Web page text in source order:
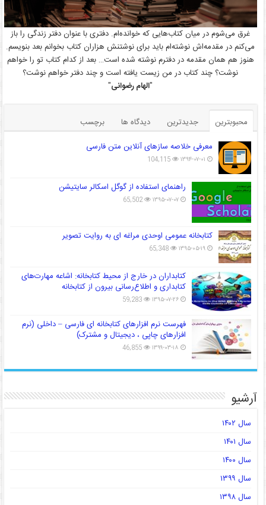
غرق می‌شوم در میان کتاب‌هایی که خوانده‌ام. دفتری با عنوان دفتر زندگی را باز
می‌کنم در مقدمه‌اش نوشته‌ام باید برای نوشتنش هزاران کتاب بخوانم بعد بنویسم.
هنوز هم همان مقدمه در دفترم نوشته شده است… بعد از کدام کتاب تو را خواهم
نوشت؟ چند کتاب در من زیست یافته است و چند دفتر خواهم نوشت؟
"الهام رضوانی"
محبوبترین جدیدترین دیدگاه ها
برچسب
معرفی خلاصه سازهای آنلاین متن فارسی
۱۳۹۴-۰۷-۰۱ 104,115
راهنمای استفاده از گوگل اسکالر سایتیشن
۱۳۹۵-۰۷-۰۷ 65,502
کتابخانه عمومی اوحدی مراغه ای به روایت تصویر
۱۳۹۵-۰۵-۱۹ 65,348
کتابداران در خارج از محیط کتابخانه: اشاعه مهارت‌های
کتابداری و اطلاع‌رسانی بیرون از کتابخانه
۱۳۹۵-۰۷-۲۶ 59,283
فهرست نرم افزارهای کتابخانه ای فارسی – داخلی (نرم
افزارهای چاپی ، دیجیتال و مشترک)
۱۳۹۹-۰۳-۱۸ 46,855
آرشیو
سال ۱۴۰۲
سال ۱۴۰۱
سال ۱۴۰۰
سال ۱۳۹۹
سال ۱۳۹۸